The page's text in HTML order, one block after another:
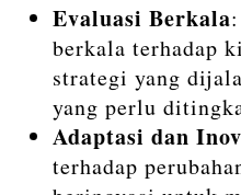
Evaluasi Berkala
berkala terhadap
strategi yang
yang perlu
Adaptasi dan
terhadap